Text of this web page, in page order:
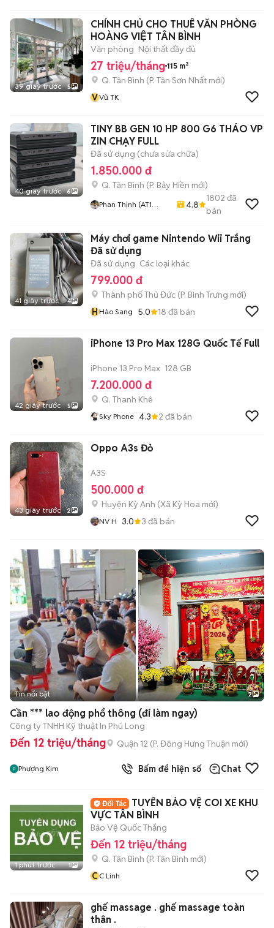
39 giây trước 5
CHÍNH CHỦ CHO THUÊ VĂN PHÒNG
HOÀNG VIỆT TÂN BÌNH
Văn phòng Nội thất đầy đủ
27 triệu/tháng 115 m²
Q. Tân Bình (P. Tân Sơn Nhất mới)
VVũ TK
40 giây trước 6
TINY BB GEN 10 HP 800 G6 THÁO VP
ZIN CHẠY FULL
Đã sử dụng (chưa sửa chữa)
1.850.000 đ
Q. Tân Bình (P. Bảy Hiền mới)
Phan Thịnh (AT1
4.8
1802 đã
bán
41 giây trước 4
Máy chơi game Nintendo Wii Trắng
Đã sử dụng
Đã sử dụng Các loại khác
799.000 đ
Thành phố Thủ Đức (P. Bình Trưng mới)
HHào Sang 5.0 18 đã bán
42 giây trước 5
iPhone 13 Pro Max 128G Quốc Tế Full
iPhone 13 Pro Max 128 GB
7.200.000 đ
Q. Thanh Khê
Sky Phone 4.3 2 đã bán
43 giây trước 2
Oppo A3s Đỏ
A3S
500.000 đ
Huyện Kỳ Anh (Xã Kỳ Hoa mới)
NV H 3.0 3 đã bán
Tin nổi bật 2
Cần *** lao động phổ thông (đi làm ngay)
Công ty TNHH Kỹ thuật In Phú Long
Đến 12 triệu/tháng Quận 12 (P. Đông Hưng Thuận mới)
Phượng Kim Bấm để hiện số Chat
1 phút trước 1
TUYỂN BẢO VỆ COI XE KHU
VỰC TÂN BÌNH
Bảo Vệ Quốc Thắng
Đến 12 triệu/tháng
Q. Tân Bình (P. Tân Bình mới)
CC Linh
ghế massage . ghế massage toàn
thân .